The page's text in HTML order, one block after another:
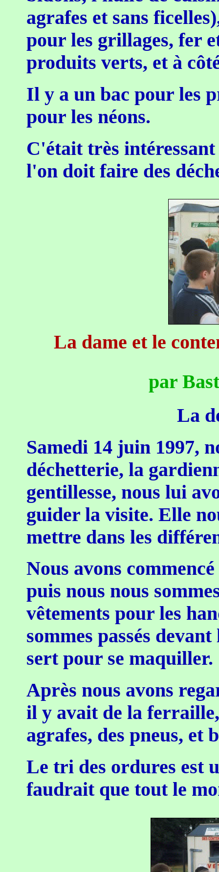
agrafes et sans
pour les grillages, fer
produits verts, et à
Il y a un bac pour les
pour les néons.
C'était très
l'on doit faire des
La dame et le
par
La
Samedi 14 juin 1997,
déchetterie, la
gentillesse, nous lui
guider la visite. Elle
mettre dans les
Nous avons
puis nous nous
vêtements pour les
sommes passés
sert pour se maquiller.
Après nous avons
il y avait de la
agrafes, des pneus, et
Le tri des ordures est
faudrait que tout le